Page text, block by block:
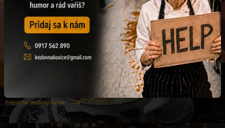
DENNÉ MENU
Každý deň chutí inak
Poctivé obedy z čerstvých surovín – rýchlo a výhodne
Prejsť na denné menu
Objav našu poctivú kuchyňu, tradičné chute s moderným šmrncom
Prejsť na jedálny lístok